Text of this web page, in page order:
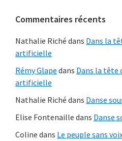
Web
Commentaires récents
Nathalie Riché dans Dans la
artificielle
Rémy Glape dans Dans la tête
artificielle
Nathalie Riché dans Danse
Elise Fontenaille dans Danse
Coline dans Le peuple sans